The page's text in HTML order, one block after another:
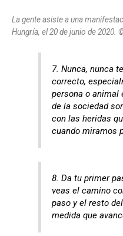
La gente asiste a una
Hungría, el 20 de junio de 2020.
7. Nunca, nunca
correcto,
persona o animal
de la sociedad
con las heridas
cuando miramos
8. Da tu primer
veas el camino
paso y el resto
medida que